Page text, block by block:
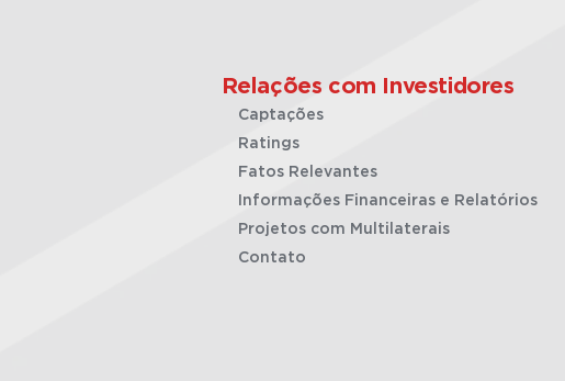
Relações com Investidores
Captações
Ratings
Fatos Relevantes
Informações Financeiras e Relatórios
Projetos com Multilaterais
Contato